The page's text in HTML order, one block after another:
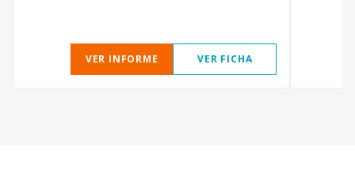
VER INFORME VER FICHA